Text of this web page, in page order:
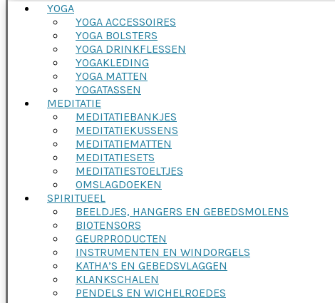
YOGA
YOGA ACCESSOIRES
YOGA BOLSTERS
YOGA DRINKFLESSEN
YOGAKLEDING
YOGA MATTEN
YOGATASSEN
MEDITATIE
MEDITATIEBANKJES
MEDITATIEKUSSENS
MEDITATIEMATTEN
MEDITATIESETS
MEDITATIESTOELTJES
OMSLAGDOEKEN
SPIRITUEEL
BEELDJES, HANGERS EN GEBEDSMOLENS
BIOTENSORS
GEURPRODUCTEN
INSTRUMENTEN EN WINDORGELS
KATHA’S EN GEBEDSVLAGGEN
KLANKSCHALEN
PENDELS EN WICHELROEDES